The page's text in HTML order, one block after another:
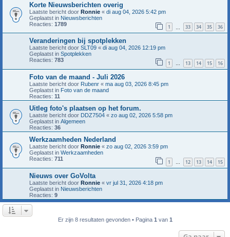
Korte Nieuwsberichten overig
Laatste bericht door Ronnie « di aug 04, 2026 5:42 pm
Geplaatst in Nieuwsberichten
Reacties: 1789 1 33 34 35 36
Veranderingen bij spotplekken
Laatste bericht door SLT09 « di aug 04, 2026 12:19 pm
Geplaatst in Spotplekken
Reacties: 783 1 … 13 14 15 16
Foto van de maand - Juli 2026
Laatste bericht door Rubenr « ma aug 03, 2026 8:45 pm
Geplaatst in Foto van de maand
Reacties: 11
Uitleg foto's plaatsen op het forum.
Laatste bericht door DDZ7504 « zo aug 02, 2026 5:58 pm
Geplaatst in Algemeen
Reacties: 36
Werkzaamheden Nederland
Laatste bericht door Ronnie « zo aug 02, 2026 3:59 pm
Geplaatst in Werkzaamheden
Reacties: 711 1 … 12 13 14 15
Nieuws over GoVolta
Laatste bericht door Ronnie « vr jul 31, 2026 4:18 pm
Geplaatst in Nieuwsberichten
Reacties: 9
Er zijn 8 resultaten gevonden • Pagina 1 van 1